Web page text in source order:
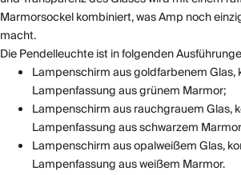
Marmorsockel kombiniert, was Amp noch
macht.
Die Pendelleuchte ist in folgenden
Lampenschirm aus goldfarbenem
Lampenfassung aus grünem Marmor;
Lampenschirm aus rauchgrauem Glas,
Lampenfassung aus schwarzem
Lampenschirm aus opalweißem Glas,
Lampenfassung aus weißem Marmor.